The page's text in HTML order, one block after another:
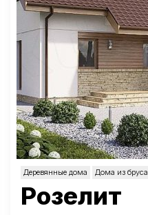
Деревянные дома Дома из бруса
Розелит